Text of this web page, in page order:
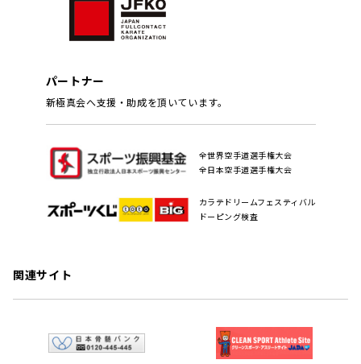
パートナー
新極真会へ支援・助成を頂いています。
全世界空手道選手権大会
全日本空手道選手権大会
カラテドリームフェスティバル
ドーピング検査
関連サイト